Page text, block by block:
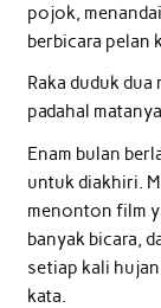
pojok,
berbicara pelan
Raka duduk
padahal
Enam bulan
untuk diakhiri.
menonton film
banyak bicara,
setiap kali
kata.